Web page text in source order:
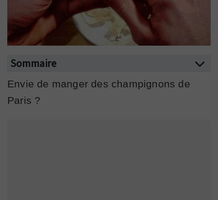
Sommaire
Envie de manger des champignons de
Paris ?